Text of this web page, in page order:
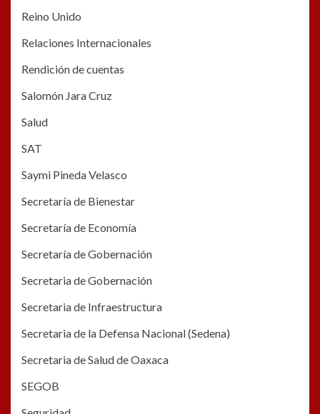
Reino Unido
Relaciones Internacionales
Rendición de cuentas
Salomón Jara Cruz
Salud
SAT
Saymi Pineda Velasco
Secretaría de Bienestar
Secretaría de Economía
Secretaría de Gobernación
Secretaria de Gobernación
Secretaria de Infraestructura
Secretaria de la Defensa Nacional (Sedena)
Secretaria de Salud de Oaxaca
SEGOB